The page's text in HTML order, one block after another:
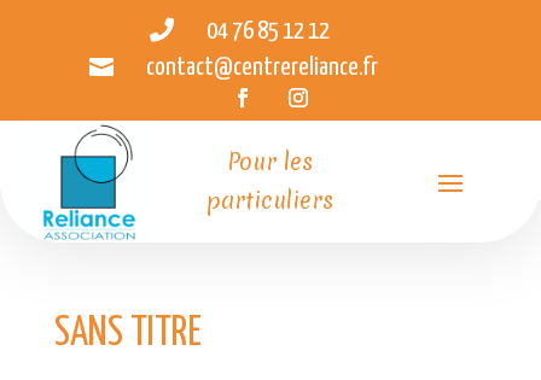

04 76 85 12 12

contact@centrereliance.fr
Pour les
particuliers
SANS TITRE